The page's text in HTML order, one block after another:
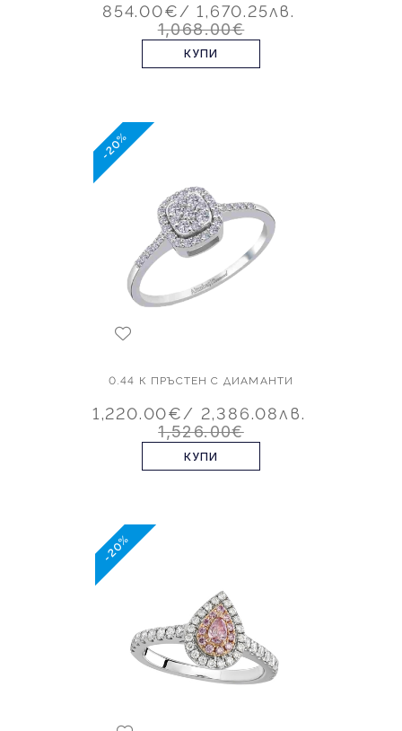
854.00€/ 1,670.25лв.
1,068.00€
КУПИ
-20%
0.44 К ПРЪСТЕН С ДИАМАНТИ
1,220.00€/ 2,386.08лв.
1,526.00€
КУПИ
-20%